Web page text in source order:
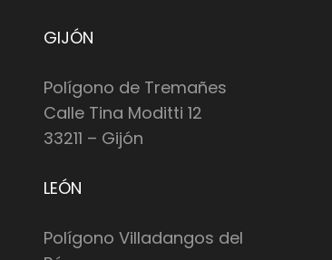
GIJÓN
Polígono de Tremañes
Calle Tina Moditti 12
33211 – Gijón
LEÓN
Polígono Villadangos del